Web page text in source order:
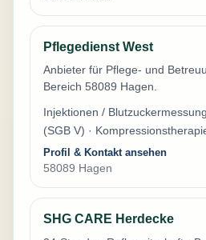
Pflegedienst West
Anbieter für Pflege- und
Bereich 58089 Hagen.
Injektionen /
(SGB V) ·
Profil & Kontakt ansehen
58089 Hagen
SHG CARE Herdecke